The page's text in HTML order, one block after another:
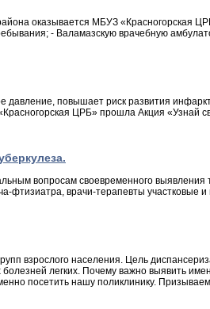
оказывается МБУЗ «Красногорская
- Валамазскую врачебную
повышает риск развития
ЦРБ» прошла Акция «Узнай
вопросам своевременного
фтизиатра, врачи-терапевты
взрослого населения. Цель
легких. Почему важно выявить
посетить нашу поликлинику.